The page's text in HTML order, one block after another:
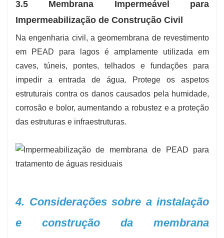
3.5 Membrana Impermeável para
Impermeabilização de Construção Civil
Na engenharia civil, a geomembrana de revestimento
em PEAD para lagos é amplamente utilizada em
caves, túneis, pontes, telhados e fundações para
impedir a entrada de água. Protege os aspetos
estruturais contra os danos causados ​​pela humidade,
corrosão e bolor, aumentando a robustez e a proteção
das estruturas e infraestruturas.
4. Considerações sobre a instalação
e construção da membrana